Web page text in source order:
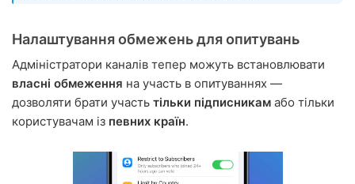
Налаштування обмежень для опитувань
Адміністратори каналів тепер можуть встановлювати
власні обмеження на участь в опитуваннях —
дозволяти брати участь тільки підписникам або тільки
користувачам із певних країн.